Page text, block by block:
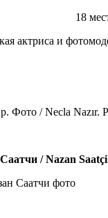
18
/ Nazan Saatçi